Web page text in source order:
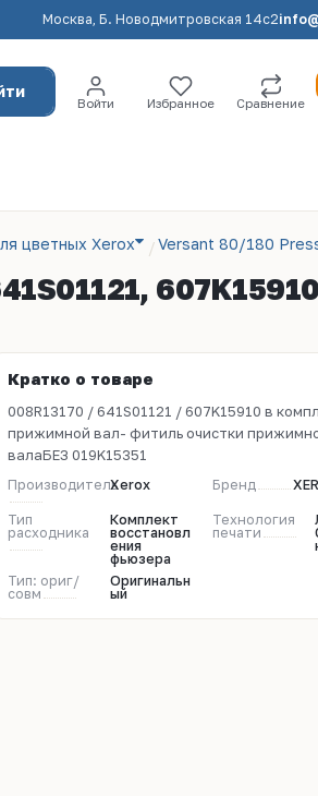
Москва, Б. Новодмитровская 14с2
Войти Избранное Сравнение
цветных Xerox Versant 80/180
Кратко о товаре
008R13170 / 641S01121 / 607K15910 в
прижимной вал- фитиль очистки
валаБЕЗ 019K15351
ПроизводительXerox Бренд
Тип
расходника
Комплект
восстановл
ения
фьюзера
Технология
печати
Тип: ориг/
совм
Оригинальн
ый